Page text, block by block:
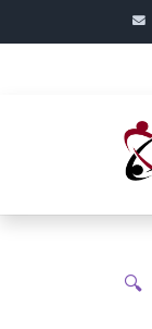
🔍